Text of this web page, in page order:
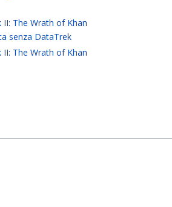
II: The Wrath of Khan
senza DataTrek
II: The Wrath of Khan